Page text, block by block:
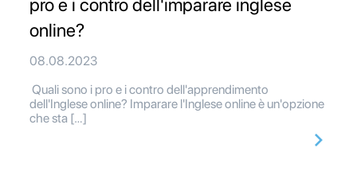
pro e i contro dell'imparare inglese
online?
08.08.2023
Quali sono i pro e i contro dell'apprendimento
dell'Inglese online? Imparare l'Inglese online è un'opzione
che sta […]